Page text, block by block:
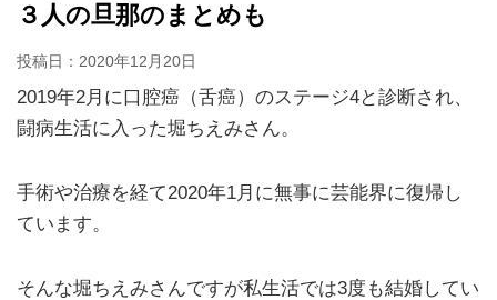
３人の旦那のまとめも
投稿日： 2020年12月20日
2019年2月に口腔癌（舌癌）のステージ4と診断され、
闘病生活に入った堀ちえみさん。
手術や治療を経て2020年1月に無事に芸能界に復帰し
ています。
そんな堀ちえみさんですが私生活では3度も結婚してい